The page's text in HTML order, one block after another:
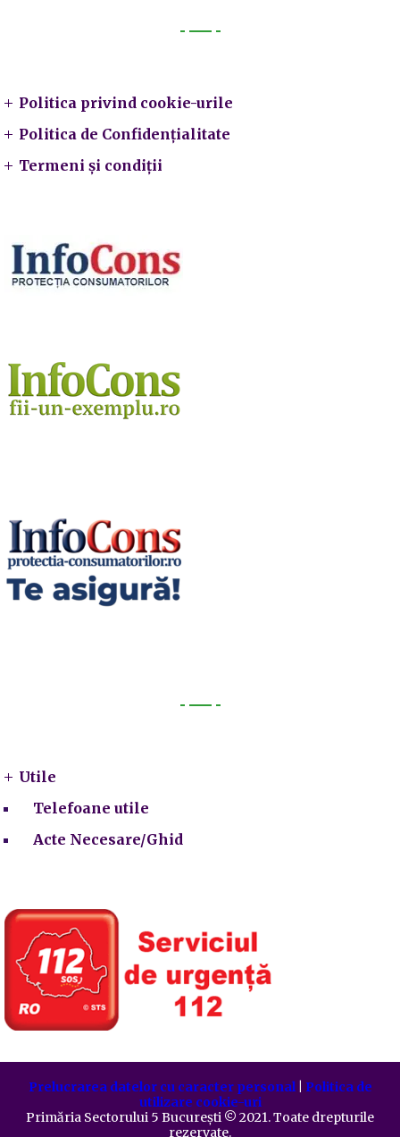
Politica privind cookie-urile
Politica de Confidențialitate
Termeni și condiții
Utile
Telefoane utile
Acte Necesare/Ghid
Prelucrarea datelor cu caracter personal| Politica de
utilizare cookie-uri
Primăria Sectorului 5 București ©️ 2021. Toate drepturile
rezervate.